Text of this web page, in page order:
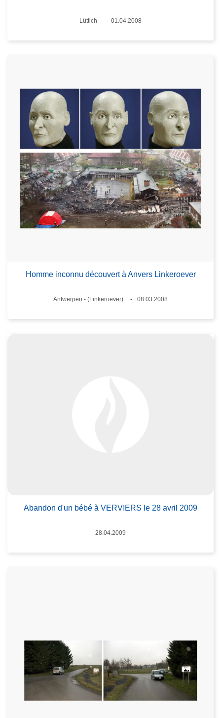
Standort
Lüttich
01.04.2008
Homme inconnu découvert à Anvers Linkeroever
Standort
Antwerpen - (Linkeroever)
08.03.2008
Abandon d'un bébé à VERVIERS le 28 avril 2009
Datum
28.04.2009